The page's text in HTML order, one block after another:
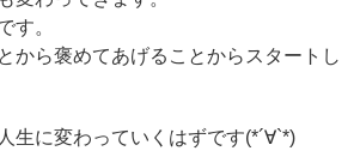
す。
から褒めてあげることからスタートし
生に変わっていくはずです(*´∀`*)